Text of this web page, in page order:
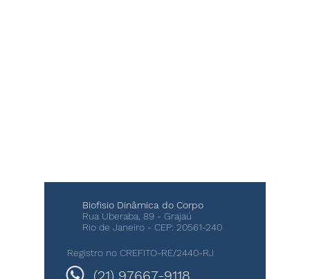
Biofisio Dinâmica do Corpo
Rua Uberaba, 89 - Grajaú
Rio de Janeiro - CEP: 20561-240
Registro no CREFITO-RE/2440-RJ
(21) 97667-9118